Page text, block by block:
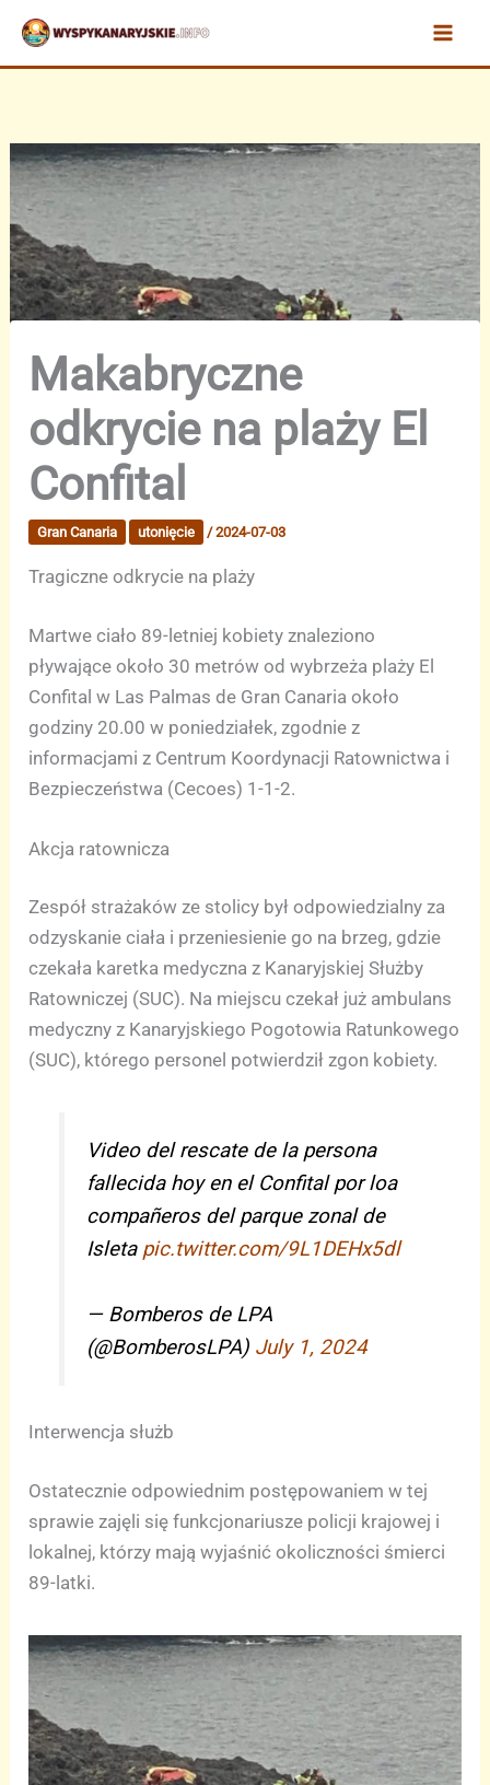
Przejdź
treści
Makabryczne
odkrycie na plaży El
Confital
Gran Canaria utonięcie /2024-07-03
Tragiczne odkrycie na plaży
Martwe ciało 89-letniej kobiety znaleziono
pływające około 30 metrów od wybrzeża plaży El
Confital w Las Palmas de Gran Canaria około
godziny 20.00 w poniedziałek, zgodnie z
informacjami z Centrum Koordynacji Ratownictwa i
Bezpieczeństwa (Cecoes) 1-1-2.
Akcja ratownicza
Zespół strażaków ze stolicy był odpowiedzialny za
odzyskanie ciała i przeniesienie go na brzeg, gdzie
czekała karetka medyczna z Kanaryjskiej Służby
Ratowniczej (SUC). Na miejscu czekał już ambulans
medyczny z Kanaryjskiego Pogotowia Ratunkowego
(SUC), którego personel potwierdził zgon kobiety.
Video del rescate de la persona
fallecida hoy en el Confital por loa
compañeros del parque zonal de
Isleta pic.twitter.com/9L1DEHx5dl
— Bomberos de LPA
(@BomberosLPA) July 1, 2024
Interwencja służb
Ostatecznie odpowiednim postępowaniem w tej
sprawie zajęli się funkcjonariusze policji krajowej i
lokalnej, którzy mają wyjaśnić okoliczności śmierci
89-latki.